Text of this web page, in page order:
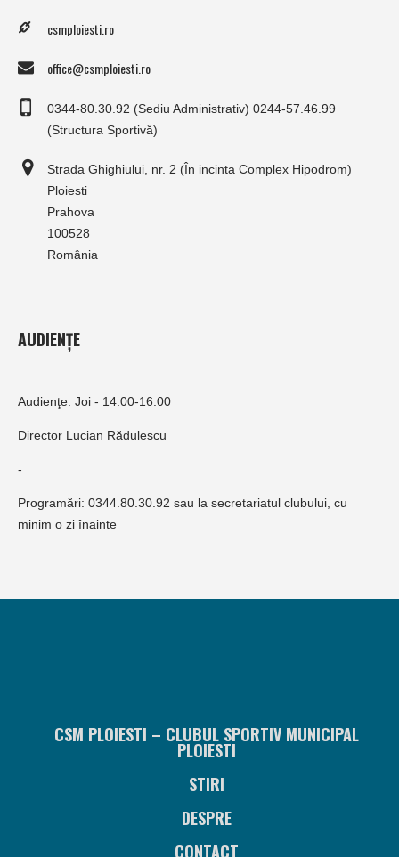
csmploiesti.ro
office@csmploiesti.ro
0344-80.30.92 (Sediu Administrativ) 0244-57.46.99
(Structura Sportivă)
Strada Ghighiului, nr. 2 (În incinta Complex Hipodrom)
Ploiesti
Prahova
100528
România
AUDIENȚE
Audienţe: Joi - 14:00-16:00
Director Lucian Rădulescu
-
Programări: 0344.80.30.92 sau la secretariatul clubului, cu
minim o zi înainte
CSM PLOIESTI – CLUBUL SPORTIV MUNICIPAL
PLOIESTI
STIRI
DESPRE
CONTACT